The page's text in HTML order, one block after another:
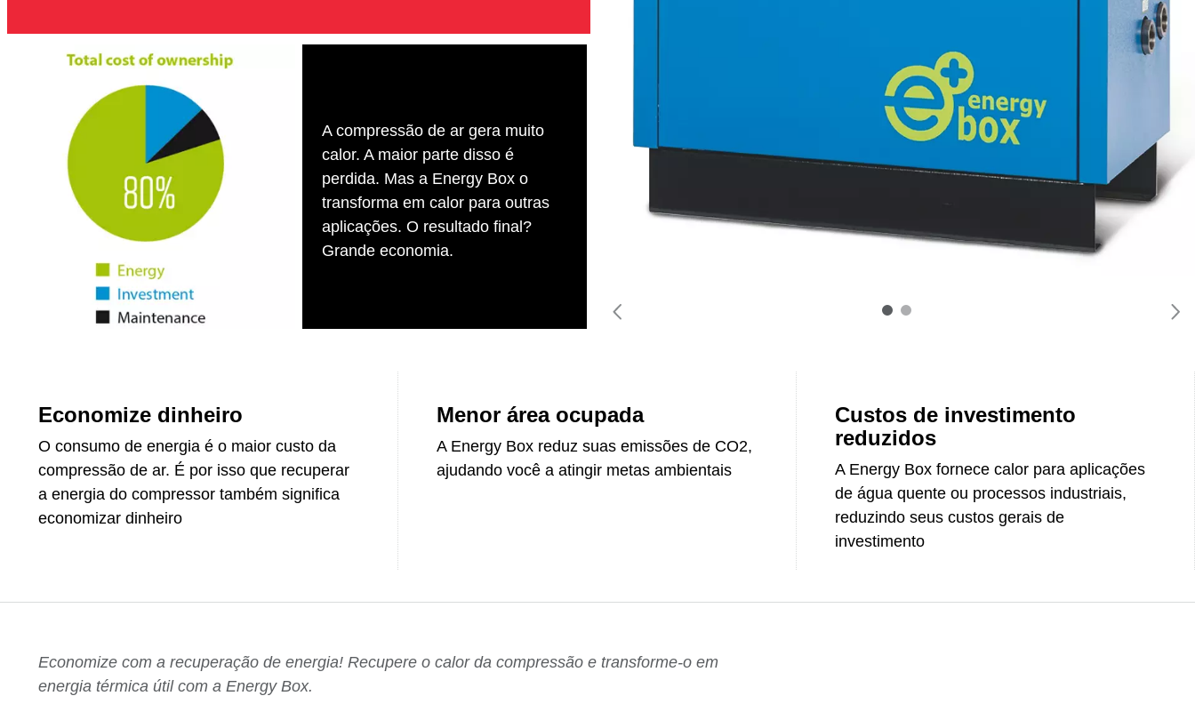
A compressão de ar gera muito
calor. A maior parte disso é
perdida. Mas a Energy Box o
transforma em calor para outras
aplicações. O resultado final?
Grande economia.
Economize dinheiro
O consumo de energia é o maior custo da
compressão de ar. É por isso que recuperar
a energia do compressor também significa
economizar dinheiro
Menor área ocupada
A Energy Box reduz suas emissões de CO2,
ajudando você a atingir metas ambientais
Custos de investimento
reduzidos
A Energy Box fornece calor para aplicações
de água quente ou processos industriais,
reduzindo seus custos gerais de
investimento
Economize com a recuperação de energia! Recupere o calor da compressão e transforme-o em
energia térmica útil com a Energy Box.